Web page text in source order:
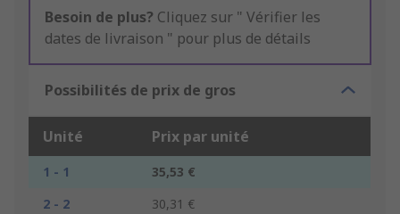
Besoin de plus? Cliquez sur " Vérifier les
dates de livraison " pour plus de détails
Possibilités de prix de gros
Unité Prix par unité
1 - 1
35,53 €
2 - 2
30,31 €